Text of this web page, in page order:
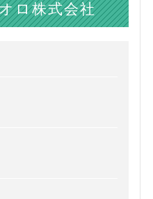
ロ株式会社